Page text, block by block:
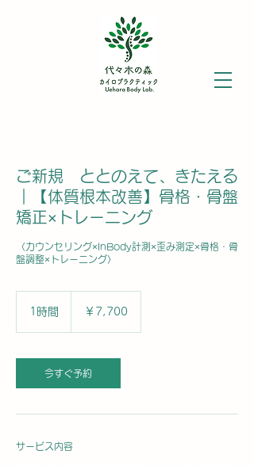
ご新規 ととのえて、きたえる
｜【体質根本改善】骨格・骨盤
矯正×トレーニング
〈カウンセリング×InBody計測×歪み測定×骨格・骨
盤調整×トレーニング〉
1時間 ￥7,700
今すぐ予約
サービス内容